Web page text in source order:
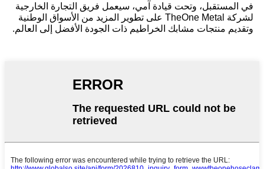
في المستقبل، وتحت قيادة آمي، سيعمل فريق التجارة الخارجية
لشركة TheOne Metal على تطوير المزيد من الأسواق الوطنية
وتقديم منتجات مشابك الخراطيم ذات الجودة الأفضل إلى العالم.